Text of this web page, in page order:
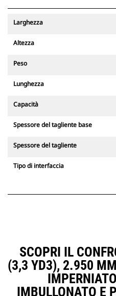
Larghezza
Altezza
Peso
Lunghezza
Capacità
Spessore del tagliente base
Spessore del tagliente
Tipo di interfaccia
SCOPRI IL
(3,3 YD3), 2.950
IMBULLONATO E